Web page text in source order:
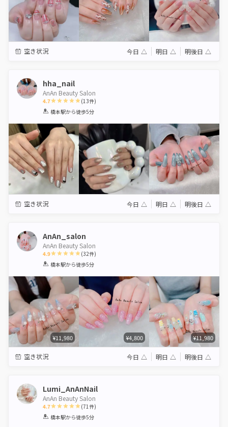
空き状況 今日 △ 明日 △ 明後日 △
hha_nail
AnAn Beauty Salon
4.7
1 2 3 4 5
(13件)
橋本駅から徒歩5分
空き状況 今日 △ 明日 △ 明後日 △
AnAn_salon
AnAn Beauty Salon
4.9
1 2 3 4 5
(32件)
橋本駅から徒歩5分
¥11,980 ¥4,800 ¥11,980
空き状況 今日 △ 明日 △ 明後日 △
Lumi_AnAnNail
AnAn Beauty Salon
4.7
1 2 3 4 5
(71件)
橋本駅から徒歩5分